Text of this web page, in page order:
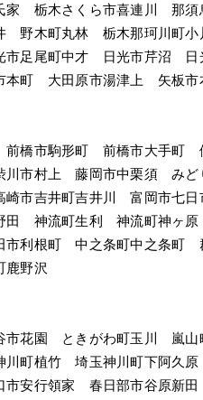
　栃木さくら市喜連川　那
野木町丸林　栃木那珂川町
足尾町中才　日光市芹沼　
町　大田原市湯津上　矢板
橋市駒形町　前橋市大手町
市村上　藤岡市中栗須　み
市吉井町吉井川　富岡市七
　神流町生利　神流町神ヶ
利根町　中之条町中之条町
鹿野沢
花園　ときがわ町玉川　嵐
町植竹　埼玉神川町下阿久
安行領家　春日部市谷原新